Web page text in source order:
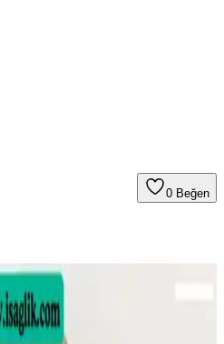
0 Beğen
Tedavisi: Etkiler,